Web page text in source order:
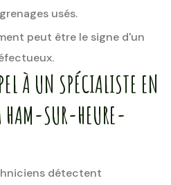
usés.
peut être le signe d'un
À UN SPÉCIALISTE EN
HAM-SUR-HEURE-
détectent